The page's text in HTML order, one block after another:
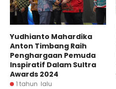
Yudhianto Mahardika
Anton Timbang Raih
Penghargaan Pemuda
Inspiratif Dalam Sultra
Awards 2024
1 tahun lalu